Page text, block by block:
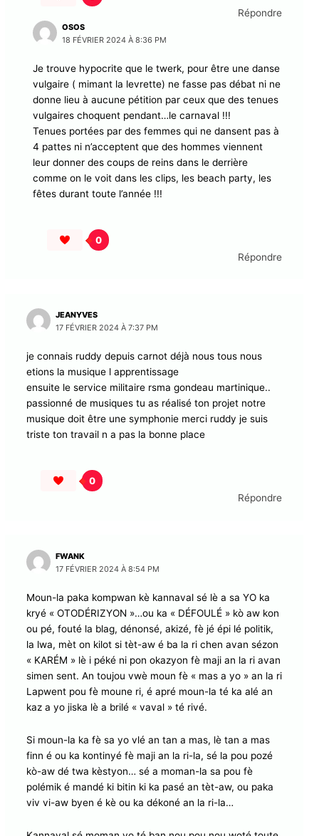
Répondre
OSOS
18 FÉVRIER 2024 À 8:36 PM
Je trouve hypocrite que le twerk, pour être une danse
vulgaire ( mimant la levrette) ne fasse pas débat ni ne
donne lieu à aucune pétition par ceux que des tenues
vulgaires choquent pendant…le carnaval !!!
Tenues portées par des femmes qui ne dansent pas à
4 pattes ni n’acceptent que des hommes viennent
leur donner des coups de reins dans le derrière
comme on le voit dans les clips, les beach party, les
fêtes durant toute l’année !!!
0
Répondre
JEANYVES
17 FÉVRIER 2024 À 7:37 PM
je connais ruddy depuis carnot déjà nous tous nous
etions la musique l apprentissage
ensuite le service militaire rsma gondeau martinique..
passionné de musiques tu as réalisé ton projet notre
musique doit être une symphonie merci ruddy je suis
triste ton travail n a pas la bonne place
0
Répondre
FWANK
17 FÉVRIER 2024 À 8:54 PM
Moun-la paka kompwan kè kannaval sé lè a sa YO ka
kryé « OTODÉRIZYON »…ou ka « DÉFOULÉ » kò aw kon
ou pé, fouté la blag, dénonsé, akizé, fè jé épi lé politik,
la lwa, mèt on kilot si tèt-aw é ba la ri chen avan sézon
« KARÉM » lè i péké ni pon okazyon fè maji an la ri avan
simen sent. An toujou vwè moun fè « mas a yo » an la ri
Lapwent pou fè moune ri, é apré moun-la té ka alé an
kaz a yo jiska lè a brilé « vaval » té rivé.
Si moun-la ka fè sa yo vlé an tan a mas, lè tan a mas
finn é ou ka kontinyé fè maji an la ri-la, sé la pou pozé
kò-aw dé twa kèstyon… sé a moman-la sa pou fè
polémik é mandé ki bitin ki ka pasé an tèt-aw, ou paka
viv vi-aw byen é kè ou ka dékoné an la ri-la…